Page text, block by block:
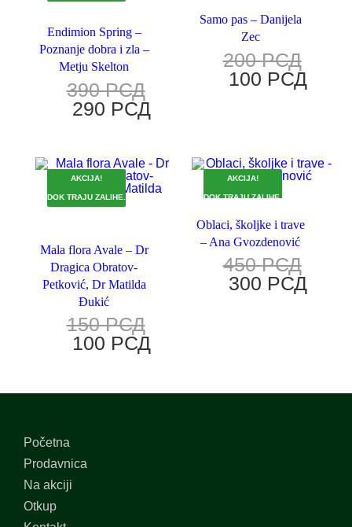
Endimion Spring –
Poznanje dobra i zla –
Metju Skelton
390РСД
290 РСД
Samo pas – Danijela
Zec
200РСД
100 РСД
AKCIJA!
DOK TRAJU ZALIHE.
Mala flora Avale – Dr
Dragica Obratov-
Petković, Dr Matilda
Đukić
150РСД
100 РСД
AKCIJA!
DOK TRAJU ZALIHE.
Oblaci, školjke i trave
– Ana Gvozdenović
450РСД
300 РСД
Početna
Prodavnica
Na akciji
Otkup